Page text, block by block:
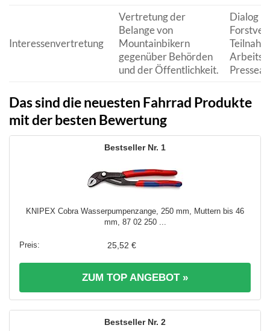
Interessenvertretung
Vertretung der
Belange von
Mountainbikern
gegenüber Behörden
und der Öffentlichkeit.
Dialog
Das sind die neuesten Fahrrad Produkte
mit der besten Bewertung
1
KNIPEX Cobra Wasserpumpenzange, 250 mm, Muttern bis 46
mm, 87 02 250 ...
25,52 €
ZUM TOP ANGEBOT »
2